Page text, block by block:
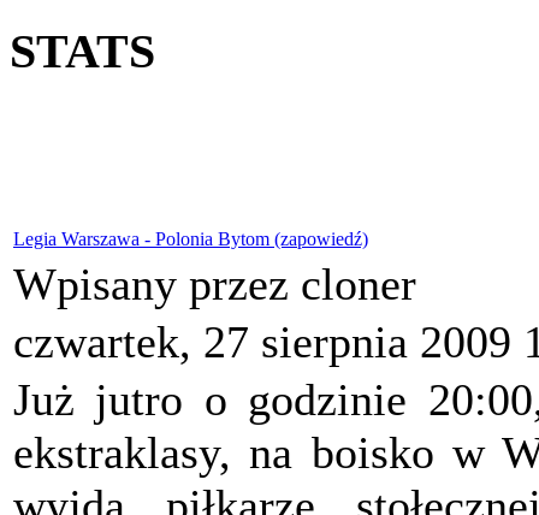
STATS
Legia Warszawa - Polonia Bytom (zapowiedź)
Wpisany przez cloner
czwartek, 27 sierpnia 2009
Już jutro o godzinie
ekstraklasy, na boisko w